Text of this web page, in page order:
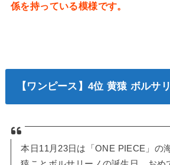
係を持っている模様です。
【ワンピース】4位 黄猿 ボルサ
本日11月23日は「ONE PIECE」の